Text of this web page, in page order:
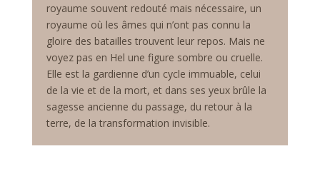
royaume souvent redouté mais nécessaire, un
royaume où les âmes qui n’ont pas connu la
gloire des batailles trouvent leur repos. Mais ne
voyez pas en Hel une figure sombre ou cruelle.
Elle est la gardienne d’un cycle immuable, celui
de la vie et de la mort, et dans ses yeux brûle la
sagesse ancienne du passage, du retour à la
terre, de la transformation invisible.